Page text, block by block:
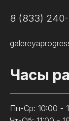
8 (833)
Часы
Пн-Ср: 10:00 -